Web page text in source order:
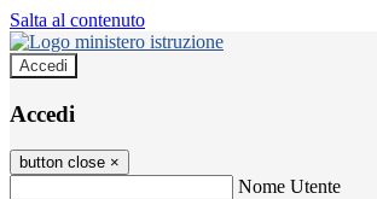
Salta al contenuto
Accedi
Accedi
button close ×
Nome Utente